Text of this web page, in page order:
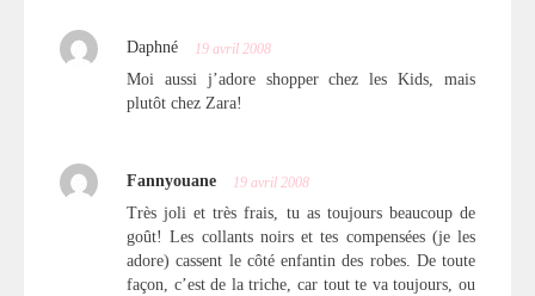
Daphné 19 avril 2008
Moi aussi j’adore shopper chez les Kids, mais
plutôt chez Zara!
Fannyouane 19 avril 2008
Très joli et très frais, tu as toujours beaucoup de
goût! Les collants noirs et tes compensées (je les
adore) cassent le côté enfantin des robes. De toute
façon, c’est de la triche, car tout te va toujours, ou